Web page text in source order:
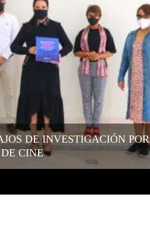
DE INVESTIGACIÓN POR
CINE